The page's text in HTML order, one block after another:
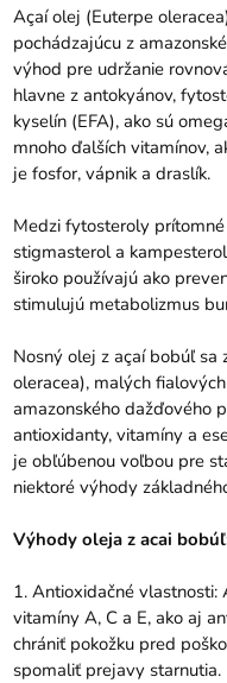
Açaí olej (Euterpe
pochádzajúcu z
výhod pre udržanie
hlavne z antokyánov,
kyselín (EFA), ako sú
mnoho ďalších vitamínov,
je fosfor, vápnik a draslík.
Medzi fytosteroly
stigmasterol a
široko používajú ako
stimulujú metabolizmus
Nosný olej z açaí bobúľ sa
oleracea), malých
amazonského dažďového
antioxidanty, vitamíny a
je obľúbenou voľbou pre
niektoré výhody
Výhody oleja z acai
1. Antioxidačné vlastnosti:
vitamíny A, C a E, ako aj
chrániť pokožku pred
spomaliť prejavy starnutia.